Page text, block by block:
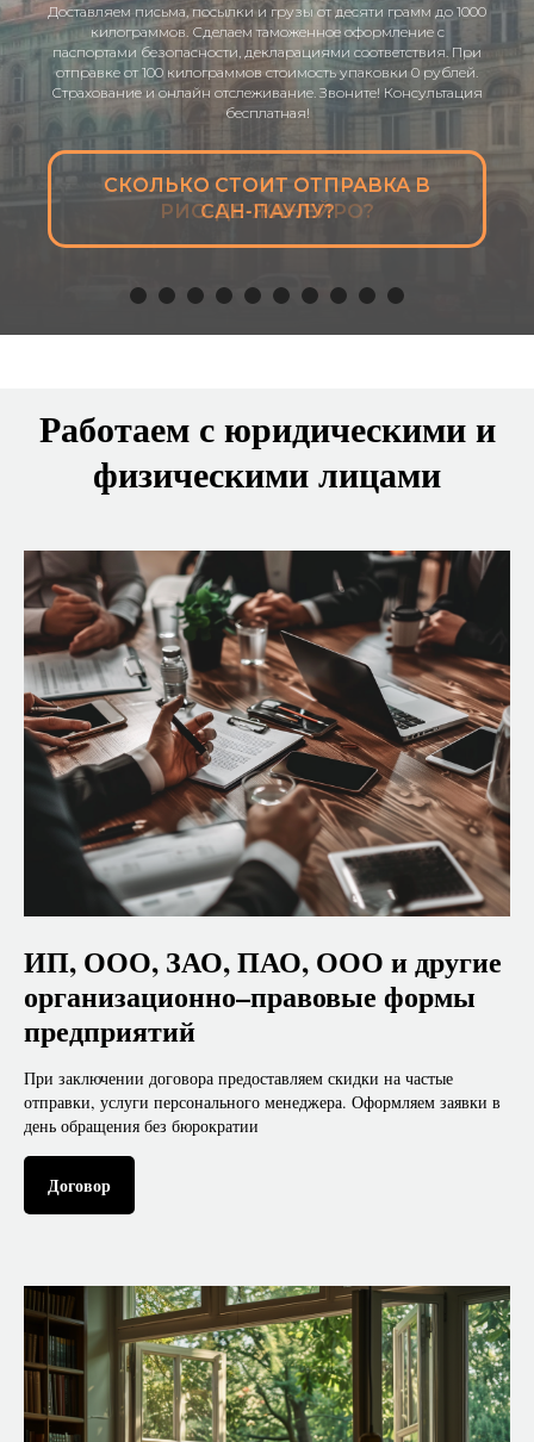
Доставляем письма, посылки и грузы от десяти грамм до 1000
килограммов. Сделаем таможенное оформление с
паспортами безопасности, декларациями соответствия. При
отправке от 100 килограммов стоимость упаковки 0 рублей.
Страхование и онлайн отслеживание. Звоните! Консультация
бесплатная!
СКОЛЬКО СТОИТ ОТПРАВКА В
РИО-ДЕ-ЖАНЕЙРО?
Работаем с юридическими и
физическими лицами
ИП, ООО, ЗАО, ПАО, ООО и другие
организационно–правовые формы
предприятий
При заключении договора предоставляем скидки на частые
отправки, услуги персонального менеджера. Оформляем заявки в
день обращения без бюрократии
Договор